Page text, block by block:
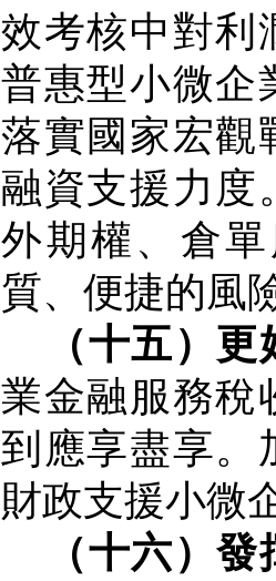
效考核中對利
普惠型小微企
落實國家宏觀
融資支援力度
外期權、倉
質、便捷的風
（十五）
業金融服務稅
到應享盡享。
財政支援小微
（十六）